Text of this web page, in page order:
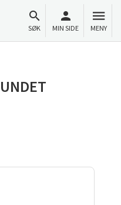
SØK MIN SIDE MENY